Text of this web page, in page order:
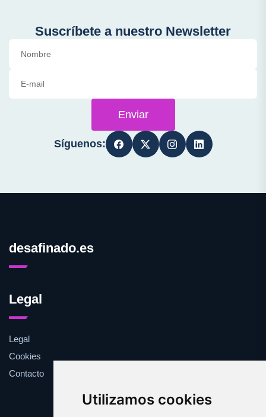
Utilizamos cookies
Suscríbete a nuestro Newsletter
Enviar
Síguenos:
desafinado.es
Legal
Legal
Cookies
Contacto